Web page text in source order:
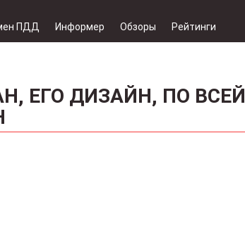
ПДД Информер Обзоры Рейтинги
ЕГО ДИЗАЙН, ПО ВСЕЙ